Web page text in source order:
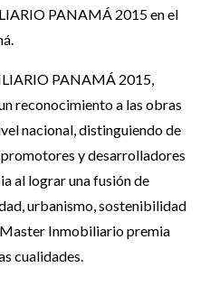
PANAMÁ 2015 en el
PANAMÁ 2015,
reconocimiento a las obras
nacional, distinguiendo de
y desarrolladores
al lograr una fusión de
urbanismo, sostenibilidad
Inmobiliario premia
cualidades.